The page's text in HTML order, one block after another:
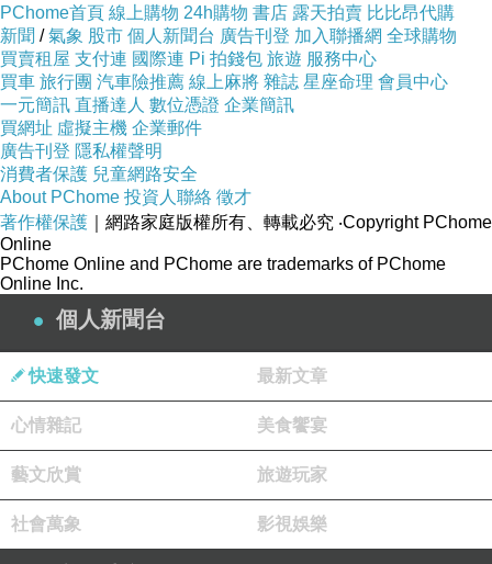
PChome首頁 線上購物 24h購物 書店 露天拍賣 比比昂代購
新聞 /氣象 股市 個人新聞台 廣告刊登 加入聯播網 全球購物
買賣租屋 支付連 國際連 Pi 拍錢包 旅遊 服務中心
買車 旅行團 汽車險推薦 線上麻將 雜誌 星座命理 會員中心
一元簡訊 直播達人 數位憑證 企業簡訊
買網址 虛擬主機 企業郵件
廣告刊登 隱私權聲明
消費者保護 兒童網路安全
About PChome 投資人聯絡 徵才
著作權保護 ｜網路家庭版權所有、轉載必究 ‧Copyright PChome
Online
PChome Online and PChome are trademarks of PChome
Online Inc.
個人新聞台
快速發文 最新文章
心情雜記 美食饗宴
藝文欣賞 旅遊玩家
社會萬象 影視娛樂